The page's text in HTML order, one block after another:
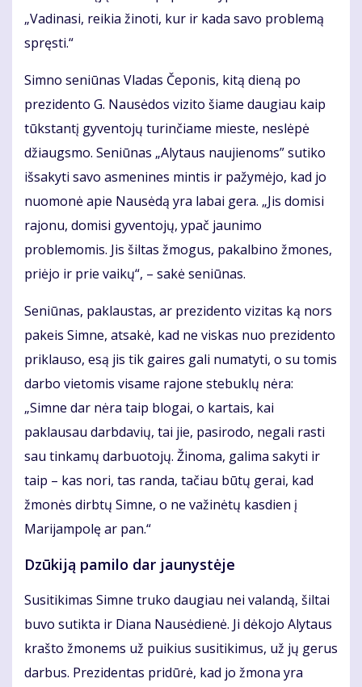
„Vadinasi, reikia žinoti, kur ir kada savo problemą
spręsti.“
Simno seniūnas Vladas Čeponis, kitą dieną po
prezidento G. Nausėdos vizito šiame daugiau kaip
tūkstantį gyventojų turinčiame mieste, neslėpė
džiaugsmo. Seniūnas „Alytaus naujienoms” sutiko
išsakyti savo asmenines mintis ir pažymėjo, kad jo
nuomonė apie Nausėdą yra labai gera. „Jis domisi
rajonu, domisi gyventojų, ypač jaunimo
problemomis. Jis šiltas žmogus, pakalbino žmones,
priėjo ir prie vaikų“, – sakė seniūnas.
Seniūnas, paklaustas, ar prezidento vizitas ką nors
pakeis Simne, atsakė, kad ne viskas nuo prezidento
priklauso, esą jis tik gaires gali numatyti, o su tomis
darbo vietomis visame rajone stebuklų nėra:
„Simne dar nėra taip blogai, o kartais, kai
paklausau darbdavių, tai jie, pasirodo, negali rasti
sau tinkamų darbuotojų. Žinoma, galima sakyti ir
taip – kas nori, tas randa, tačiau būtų gerai, kad
žmonės dirbtų Simne, o ne važinėtų kasdien į
Marijampolę ar pan.“
Dzūkiją pamilo dar jaunystėje
Susitikimas Simne truko daugiau nei valandą, šiltai
buvo sutikta ir Diana Nausėdienė. Ji dėkojo Alytaus
krašto žmonems už puikius susitikimus, už jų gerus
darbus. Prezidentas pridūrė, kad jo žmona yra